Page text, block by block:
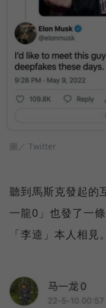
圖／ Twitter
聽到馬斯克發起的
一龍0」也發了一
「李逵」本人相見。